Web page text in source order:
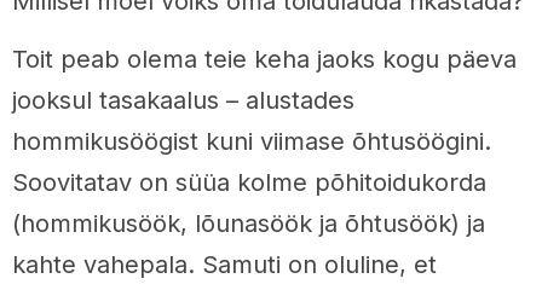
Toit peab olema teie keha jaoks kogu päeva
jooksul tasakaalus – alustades
hommikusöögist kuni viimase õhtusöögini.
Soovitatav on süüa kolme põhitoidukorda
(hommikusöök, lõunasöök ja õhtusöök) ja
kahte vahepala. Samuti on oluline, et